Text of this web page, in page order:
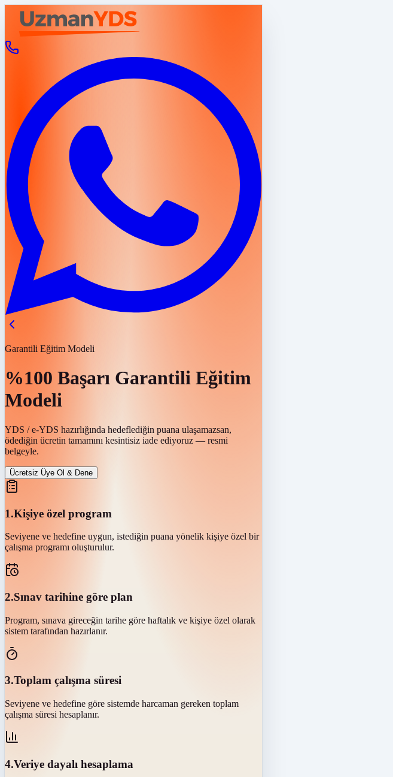
Garantili Eğitim Modeli
%100 Başarı Garantili Eğitim
Modeli
YDS / e-YDS hazırlığında hedeflediğin puana ulaşamazsan,
ödediğin ücretin tamamını kesintisiz iade ediyoruz — resmi
belgeyle.
Ücretsiz Üye Ol & Dene
1.Kişiye özel program
Seviyene ve hedefine uygun, istediğin puana yönelik kişiye özel bir
çalışma programı oluşturulur.
2.Sınav tarihine göre plan
Program, sınava gireceğin tarihe göre haftalık ve kişiye özel olarak
sistem tarafından hazırlanır.
3.Toplam çalışma süresi
Seviyene ve hedefine göre sistemde harcaman gereken toplam
çalışma süresi hesaplanır.
4.Veriye dayalı hesaplama